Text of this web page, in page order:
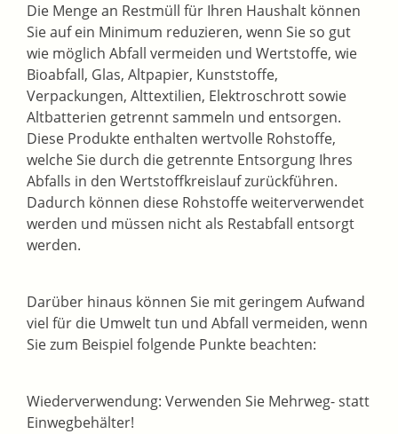
Die Menge an Restmüll für Ihren Haushalt können
Sie auf ein Minimum reduzieren, wenn Sie so gut
wie möglich Abfall vermeiden und Wertstoffe, wie
Bioabfall, Glas, Altpapier, Kunststoffe,
Verpackungen, Alttextilien, Elektroschrott sowie
Altbatterien getrennt sammeln und entsorgen.
Diese Produkte enthalten wertvolle Rohstoffe,
welche Sie durch die getrennte Entsorgung Ihres
Abfalls in den Wertstoffkreislauf zurückführen.
Dadurch können diese Rohstoffe weiterverwendet
werden und müssen nicht als Restabfall entsorgt
werden.
Darüber hinaus können Sie mit geringem Aufwand
viel für die Umwelt tun und Abfall vermeiden, wenn
Sie zum Beispiel folgende Punkte beachten:
Wiederverwendung: Verwenden Sie Mehrweg- statt
Einwegbehälter!